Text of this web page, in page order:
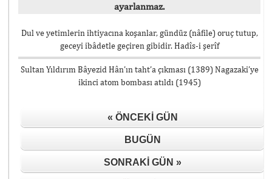
ayarlanmaz.
Dul ve yetimlerin ihtiyacına koşanlar, gündüz (nâfile) oruç tutup,
geceyi ibâdetle geçiren gibidir. Hadîs-i şerîf
Sultan Yıldırım Bâyezid Hân’ın taht’a çıkması (1389) Nagazaki’ye
ikinci atom bombası atıldı (1945)
« ÖNCEKI GÜN
BUGÜN
SONRAKI GÜN »